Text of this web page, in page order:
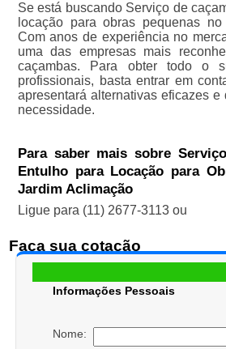
Se está buscando Serviço de
locação para obras pequenas no
Com anos de experiência no
uma das empresas mais
caçambas. Para obter todo o
profissionais, basta entrar em
apresentará alternativas eficazes e
necessidade.
Para saber mais sobre
Entulho para Locação para
Jardim Aclimação
Ligue para (11) 2677-3113ou
Faça sua cotação
Informações Pessoais
Nome: